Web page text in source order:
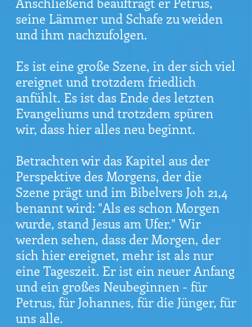
seine Lämmer und Schafe zu weiden
und ihm nachzufolgen.
Es ist eine große Szene, in der sich viel
ereignet und trotzdem friedlich
anfühlt. Es ist das Ende des letzten
Evangeliums und trotzdem spüren
wir, dass hier alles neu beginnt.
Betrachten wir das Kapitel aus der
Perspektive des Morgens, der die
Szene prägt und im Bibelvers Joh 21,4
benannt wird: "Als es schon Morgen
wurde, stand Jesus am Ufer." Wir
werden sehen, dass der Morgen, der
sich hier ereignet, mehr ist als nur
eine Tageszeit. Er ist ein neuer Anfang
und ein großes Neubeginnen - für
Petrus, für Johannes, für die Jünger, für
uns alle.